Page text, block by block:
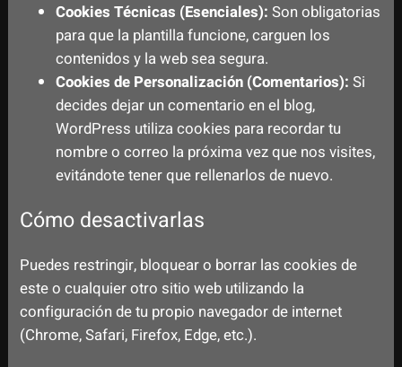
Cookies Técnicas (Esenciales): Son obligatorias
para que la plantilla funcione, carguen los
contenidos y la web sea segura.
Cookies de Personalización (Comentarios): Si
decides dejar un comentario en el blog,
WordPress utiliza cookies para recordar tu
nombre o correo la próxima vez que nos visites,
evitándote tener que rellenarlos de nuevo.
Cómo desactivarlas
Puedes restringir, bloquear o borrar las cookies de
este o cualquier otro sitio web utilizando la
configuración de tu propio navegador de internet
(Chrome, Safari, Firefox, Edge, etc.).